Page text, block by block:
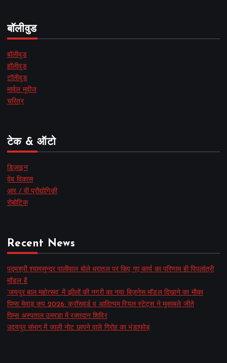
बॉलीवुड
बॉलीवुड
हॉलीवुड
टॉलीवुड
मार्वल मूवीज
चरित्र
टेक & ऑटो
डिज़ाइन
वेब विकास
आर / वी प्रौद्योगिकी
रोबोटिक
Recent News
पद्मश्री श्यामसुन्दर पालीवाल बोले धरातल पर किए गए कार्य का परिणाम ही पिपलांत्री
मॉडल है
‘जयपुर बाल महोत्सव’ में झीलों की नगरी का नया बिज़नेस मॉडल दिखाने का मौका
पिम्स मेवाड़ कप 2026: क्रॉसवर्ड व आदित्यम रियल स्टेट्स ने मुकाबले जीते
पिम्स अस्पताल उमरडा में रक्तदान शिविर
उदयपुर संभाग में जाली नोट छापने वाले गिरोह का भंडाफोड़